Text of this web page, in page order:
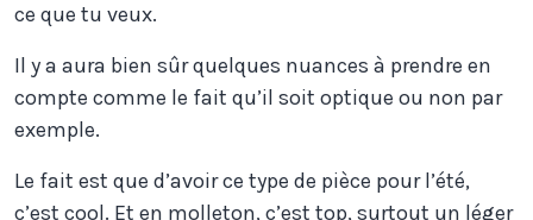
ce que tu veux.
Il y a aura bien sûr quelques nuances à prendre en
compte comme le fait qu’il soit optique ou non par
exemple.
Le fait est que d’avoir ce type de pièce pour l’été,
c’est cool. Et en molleton, c’est top, surtout un léger